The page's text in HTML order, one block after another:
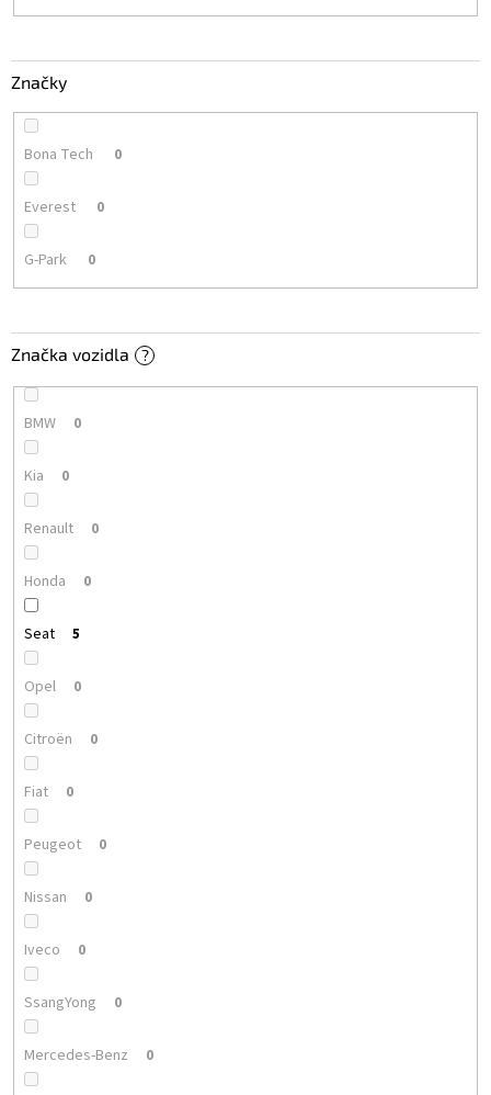
Značky
Bona Tech 0
Everest 0
G-Park 0
Značka vozidla ?
BMW 0
Kia 0
Renault 0
Honda 0
Seat 5
Opel 0
Citroën 0
Fiat 0
Peugeot 0
Nissan 0
Iveco 0
SsangYong 0
Mercedes-Benz 0